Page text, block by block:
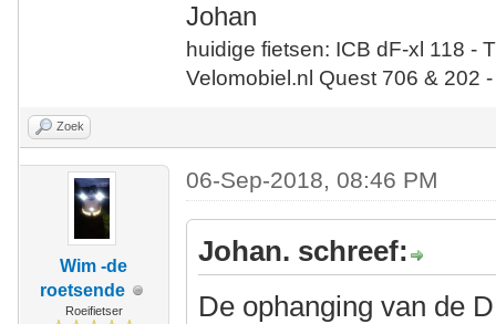
Johan
huidige fietsen: ICB dF-xl 118 -
Velomobiel.nl Quest 706 & 202
Zoek
Wim -de
roetsende
Roeifietser
06-Sep-2018, 08:46 PM
Johan. schreef:
De ophanging van de